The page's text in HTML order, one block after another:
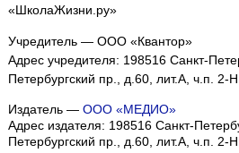
«ШколаЖизни.ру»
Учредитель — ООО «Квантор»
Адрес учредителя: 198516 Санкт-
Петербургский пр., д.60, лит.А, ч.п.
Издатель — ООО «МЕДИО»
Адрес издателя: 198516 Санкт-
Петербургский пр., д.60, лит.А, ч.п. 2-